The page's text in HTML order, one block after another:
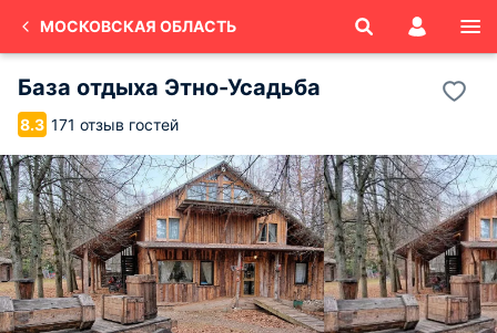
МОСКОВСКАЯ ОБЛАСТЬ
База отдыха Этно-Усадьба
8.3 171 отзыв гостей